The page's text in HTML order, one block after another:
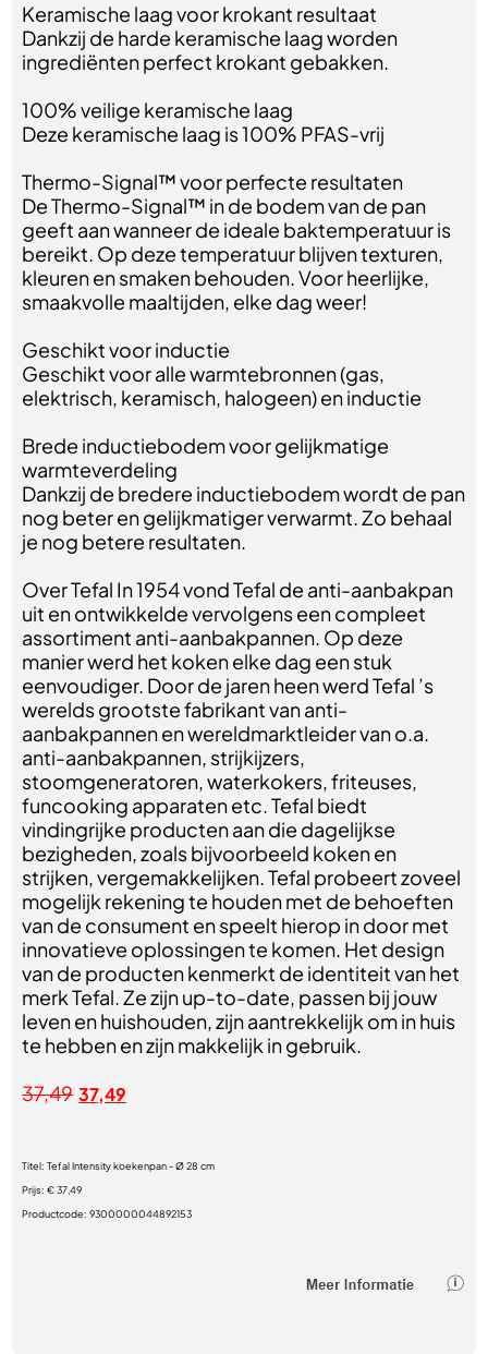
Keramische laag voor krokant resultaat
Dankzij de harde keramische laag worden
ingrediënten perfect krokant gebakken.
100% veilige keramische laag
Deze keramische laag is 100% PFAS-vrij
Thermo-Signal™ voor perfecte resultaten
De Thermo-Signal™ in de bodem van de pan
geeft aan wanneer de ideale baktemperatuur is
bereikt. Op deze temperatuur blijven texturen,
kleuren en smaken behouden. Voor heerlijke,
smaakvolle maaltijden, elke dag weer!
Geschikt voor inductie
Geschikt voor alle warmtebronnen (gas,
elektrisch, keramisch, halogeen) en inductie
Brede inductiebodem voor gelijkmatige
warmteverdeling
Dankzij de bredere inductiebodem wordt de pan
nog beter en gelijkmatiger verwarmt. Zo behaal
je nog betere resultaten.
Over Tefal In 1954 vond Tefal de anti-aanbakpan
uit en ontwikkelde vervolgens een compleet
assortiment anti-aanbakpannen. Op deze
manier werd het koken elke dag een stuk
eenvoudiger. Door de jaren heen werd Tefal ’s
werelds grootste fabrikant van anti-
aanbakpannen en wereldmarktleider van o.a.
anti-aanbakpannen, strijkijzers,
stoomgeneratoren, waterkokers, friteuses,
funcooking apparaten etc. Tefal biedt
vindingrijke producten aan die dagelijkse
bezigheden, zoals bijvoorbeeld koken en
strijken, vergemakkelijken. Tefal probeert zoveel
mogelijk rekening te houden met de behoeften
van de consument en speelt hierop in door met
innovatieve oplossingen te komen. Het design
van de producten kenmerkt de identiteit van het
merk Tefal. Ze zijn up-to-date, passen bij jouw
leven en huishouden, zijn aantrekkelijk om in huis
te hebben en zijn makkelijk in gebruik.
37,49 37,49
Titel:Tefal Intensity koekenpan - Ø 28 cm
Prijs:€ 37,49
Productcode:9300000044892153